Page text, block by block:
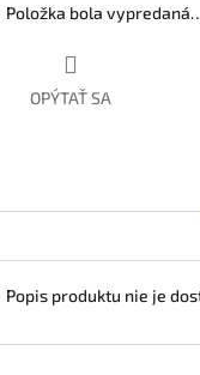
Položka bola
OPÝTAŤ SA
Popis produktu nie je